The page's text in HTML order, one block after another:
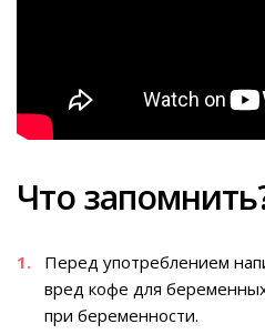
Что
Перед употреблением
вред кофе для
при беременности.